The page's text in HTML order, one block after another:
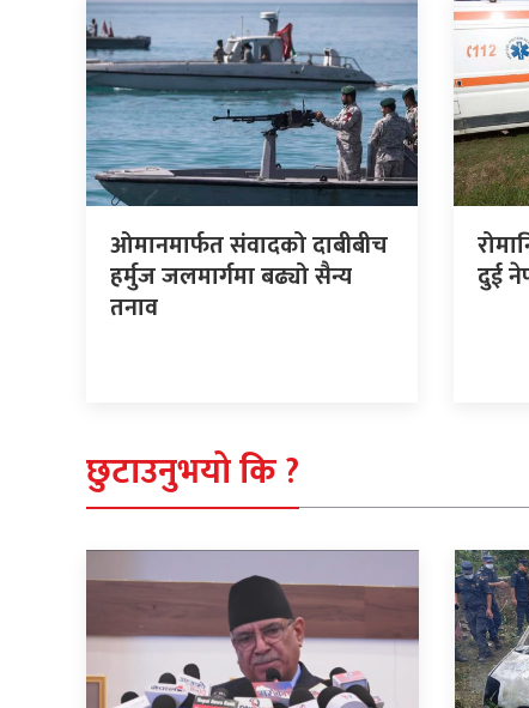
ओमानमार्फत संवादको दाबीबीच
हर्मुज जलमार्गमा बढ्यो सैन्य
तनाव
दुई
छुटाउनुभयो कि ?